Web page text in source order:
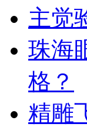
主觉
珠海
格？
精雕